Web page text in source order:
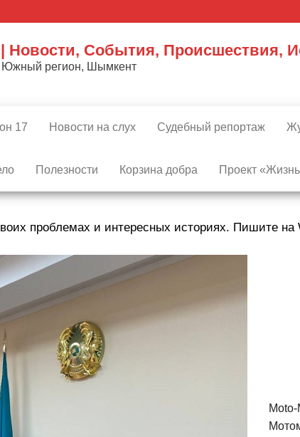
| Новости, События, Происшествия,
Южный регион, Шымкент
17 Новости на слух Судебный репортаж
Полезности Корзина добра Проект
проблемах и интересных историях. Пишите на